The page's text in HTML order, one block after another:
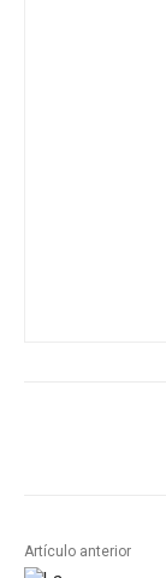
Artículo anterior